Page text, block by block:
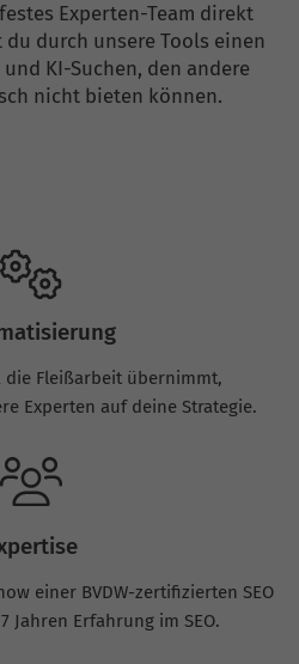
Experten-Team direkt
durch unsere Tools einen
KI-Suchen, den andere
nicht bieten können.
die Fleißarbeit übernimmt,
Experten auf deine Strategie.
einer BVDW-zertifizierten SEO
Jahren Erfahrung im SEO.